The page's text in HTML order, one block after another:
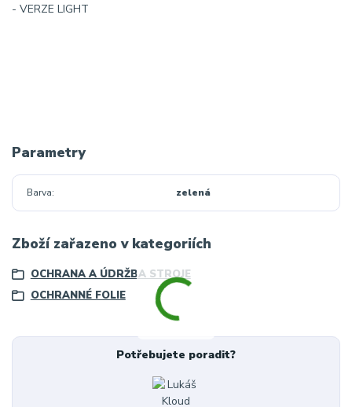
- VERZE LIGHT
Parametry
Barva zelená
Zboží zařazeno v kategoriích
OCHRANA A ÚDRŽBA STROJE
OCHRANNÉ FOLIE
Potřebujete poradit?